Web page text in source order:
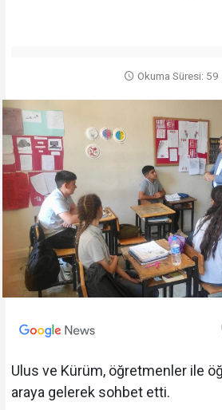
Okuma Süresi: 59
Ulus ve Kürüm, öğretmenler ile
araya gelerek sohbet etti.